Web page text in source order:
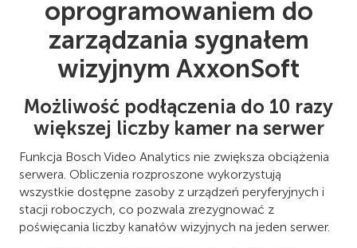
oprogramowaniem do
zarządzania sygnałem
wizyjnym AxxonSoft
Możliwość podłączenia do 10 razy
większej liczby kamer na serwer
Funkcja Bosch Video Analytics nie zwiększa obciążenia
serwera. Obliczenia rozproszone wykorzystują
wszystkie dostępne zasoby z urządzeń peryferyjnych i
stacji roboczych, co pozwala zrezygnować z
poświęcania liczby kanałów wizyjnych na jeden serwer.